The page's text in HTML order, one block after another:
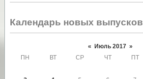
Календарь новых выпусков
« Июль 2017 »
ПН
ВТ СР ЧТ ПТ